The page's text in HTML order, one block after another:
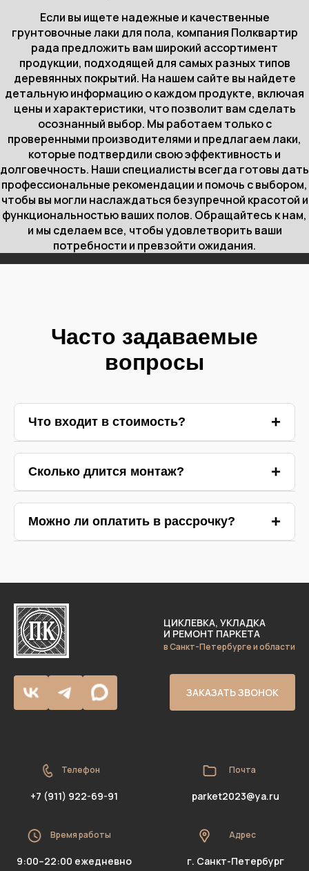
Если вы ищете надежные и качественные
грунтовочные лаки для пола, компания Полквартир
рада предложить вам широкий ассортимент
продукции, подходящей для самых разных типов
деревянных покрытий. На нашем сайте вы найдете
детальную информацию о каждом продукте, включая
цены и характеристики, что позволит вам сделать
осознанный выбор. Мы работаем только с
проверенными производителями и предлагаем лаки,
которые подтвердили свою эффективность и
долговечность. Наши специалисты всегда готовы дать
профессиональные рекомендации и помочь с выбором,
чтобы вы могли наслаждаться безупречной красотой и
функциональностью ваших полов. Обращайтесь к нам,
и мы сделаем все, чтобы удовлетворить ваши
потребности и превзойти ожидания.
Часто задаваемые
вопросы
Что входит в стоимость?
Сколько длится монтаж?
Можно ли оплатить в рассрочку?
ЦИКЛЕВКА, УКЛАДКА
И РЕМОНТ ПАРКЕТА
в Санкт-Петербурге и области
ЗАКАЗАТЬ ЗВОНОК
Телефон
+7 (911) 922-69-91
Почта
parket2023@ya.ru
Время работы
9:00–22:00 ежедневно
Адрес
г. Санкт-Петербург